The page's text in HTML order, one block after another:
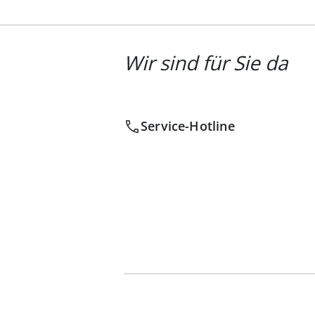
Wir sind für Sie da
Service-Hotline